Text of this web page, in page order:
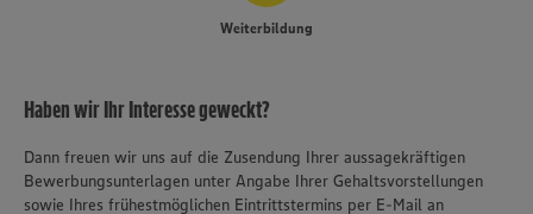
Weiterbildung
Haben wir Ihr Interesse geweckt?
Dann freuen wir uns auf die Zusendung Ihrer aussagekräftigen
Bewerbungsunterlagen unter Angabe Ihrer Gehaltsvorstellungen
sowie Ihres frühestmöglichen Eintrittstermins per E-Mail an